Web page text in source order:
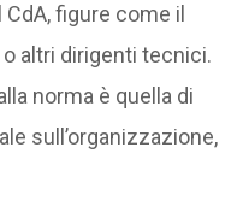
figure come il
altri dirigenti tecnici.
norma è quella di
sull’organizzazione,